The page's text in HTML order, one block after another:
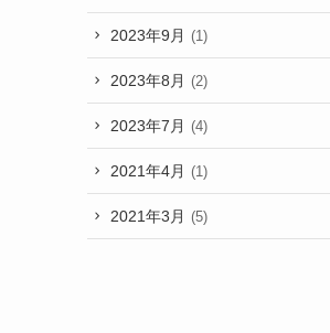
2023年9月 (1)
2023年8月 (2)
2023年7月 (4)
2021年4月 (1)
2021年3月 (5)